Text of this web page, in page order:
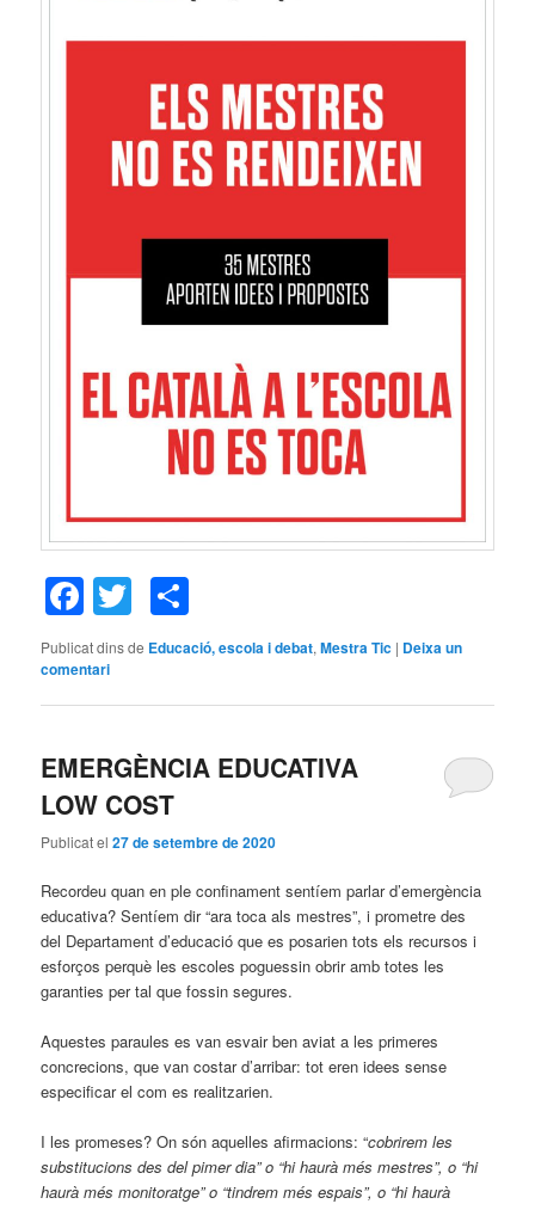
Facebook
Twitter
Publicat dins de Educació, escola i debat,Mestra Tic | Deixa un
comentari
EMERGÈNCIA EDUCATIVA
LOW COST
Publicat el27 de setembre de 2020
Recordeu quan en ple confinament sentíem parlar d’emergència
educativa? Sentíem dir “ara toca als mestres”, i prometre des
del Departament d’educació que es posarien tots els recursos i
esforços perquè les escoles poguessin obrir amb totes les
garanties per tal que fossin segures.
Aquestes paraules es van esvair ben aviat a les primeres
concrecions, que van costar d’arribar: tot eren idees sense
especificar el com es realitzarien.
I les promeses? On són aquelles afirmacions: “cobrirem les
substitucions des del pimer dia” o “hi haurà més mestres”, o “hi
haurà més monitoratge” o “tindrem més espais”, o “hi haurà